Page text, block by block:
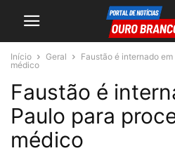
Início Geral
Faustão é internado
médico
Faustão é
Paulo para
médico